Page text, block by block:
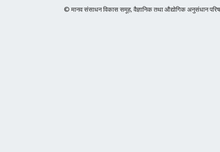
© मानव संसाधन विकास समूह, वैज्ञानिक तथा औद्योगिक अनुसंधान